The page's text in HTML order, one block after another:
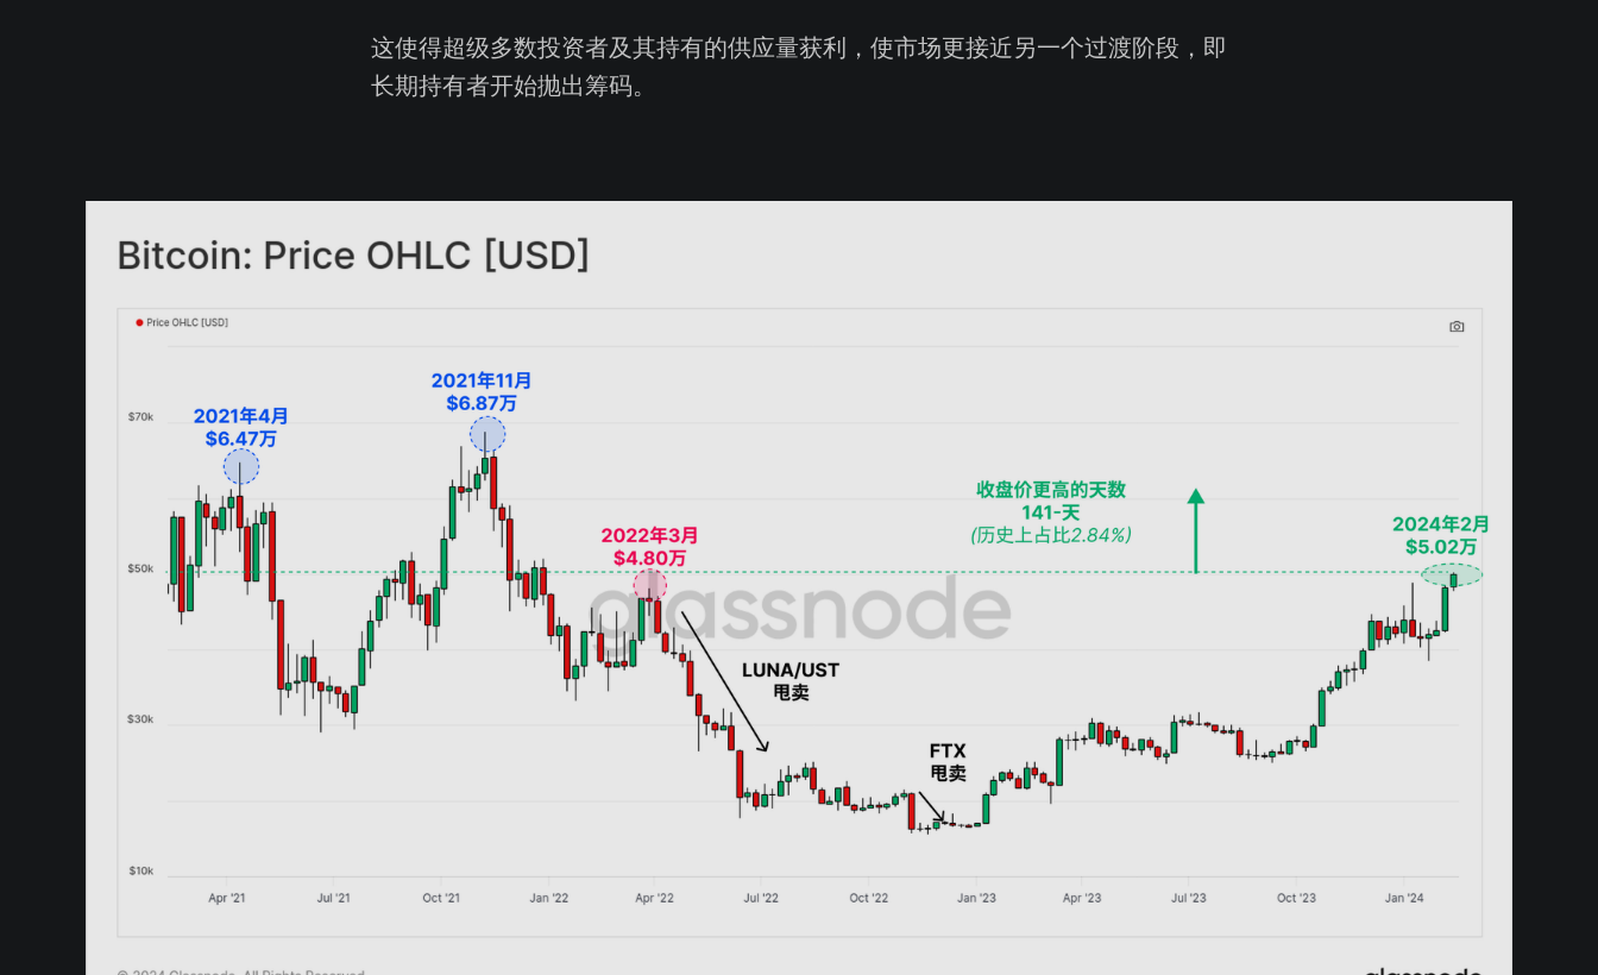
这使得超级多数投资者及其持有的供应量获利，使市场更接近另一个过渡阶段，即
长期持有者开始抛出筹码。